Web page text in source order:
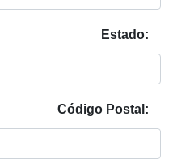
Estado:
Código Postal: